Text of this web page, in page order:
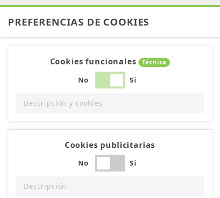
PREFERENCIAS DE COOKIES
Cookies funcionales Técnica
No Si
Descripción y cookies
Cookies publicitarias
No Si
Descripción